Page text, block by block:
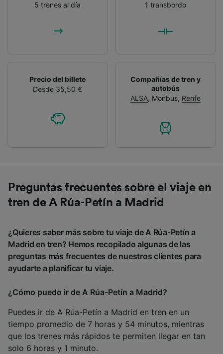
5 trenes al día
1 transbordo
Precio del billete
Desde 35,50 €
Compañías de tren y
autobús
ALSA, Monbus, Renfe
Preguntas frecuentes sobre el viaje en
tren de A Rúa-Petín a Madrid
¿Quieres saber más sobre tu viaje de A Rúa-Petín a
Madrid en tren? Hemos recopilado algunas de las
preguntas más frecuentes de nuestros clientes para
ayudarte a planificar tu viaje.
¿Cómo puedo ir de A Rúa-Petín a Madrid?
Puedes ir de A Rúa-Petín a Madrid en tren en un
tiempo promedio de 7 horas y 54 minutos, mientras
que los trenes más rápidos te permiten llegar en tan
solo 6 horas y 1 minuto.